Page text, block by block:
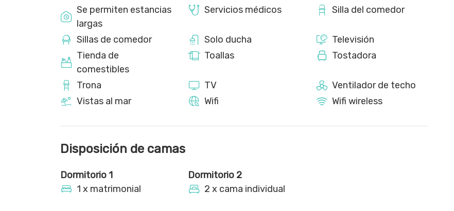
Se permiten estancias
largas
Servicios médicos Silla del comedor
Sillas de comedor Solo ducha
Televisión
Tienda de
comestibles
Toallas Tostadora
Trona TV
Ventilador de techo
Vistas al mar
Wifi Wifi wireless
Disposición de camas
Dormitorio 1
1 x matrimonial
Dormitorio 2
2 x cama individual